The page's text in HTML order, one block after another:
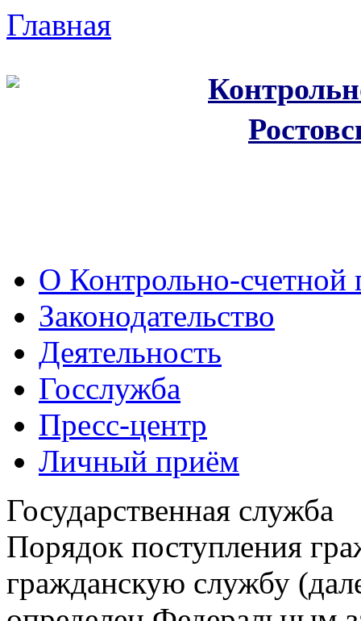
Главная
О Контрольно-счетной
Законодательство
Деятельность
Госслужба
Пресс-центр
Личный приём
Государственная служба
Порядок поступления
гражданскую службу